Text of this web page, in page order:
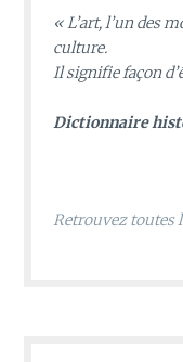
«L’art, l’un des
culture.
Il signifie façon
Dictionnaire
Retrouvez toutes